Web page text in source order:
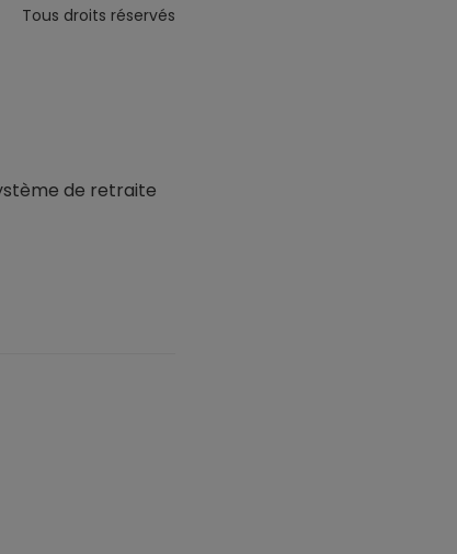
Tous droits réservés
de retraite